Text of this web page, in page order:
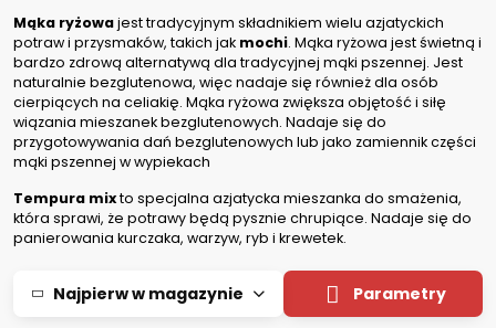
Mąka ryżowajest tradycyjnym składnikiem wielu azjatyckich
potraw i przysmaków, takich jak mochi. Mąka ryżowa jest świetną i
bardzo zdrową alternatywą dla tradycyjnej mąki pszennej. Jest
naturalnie bezglutenowa, więc nadaje się również dla osób
cierpiących na celiakię. Mąka ryżowa zwiększa objętość i siłę
wiązania mieszanek bezglutenowych. Nadaje się do
przygotowywania dań bezglutenowych lub jako zamiennik części
mąki pszennej w wypiekach
Tempura mixto specjalna azjatycka mieszanka do smażenia,
która sprawi, że potrawy będą pysznie chrupiące. Nadaje się do
panierowania kurczaka, warzyw, ryb i krewetek.
Najpierw w magazynie Parametry